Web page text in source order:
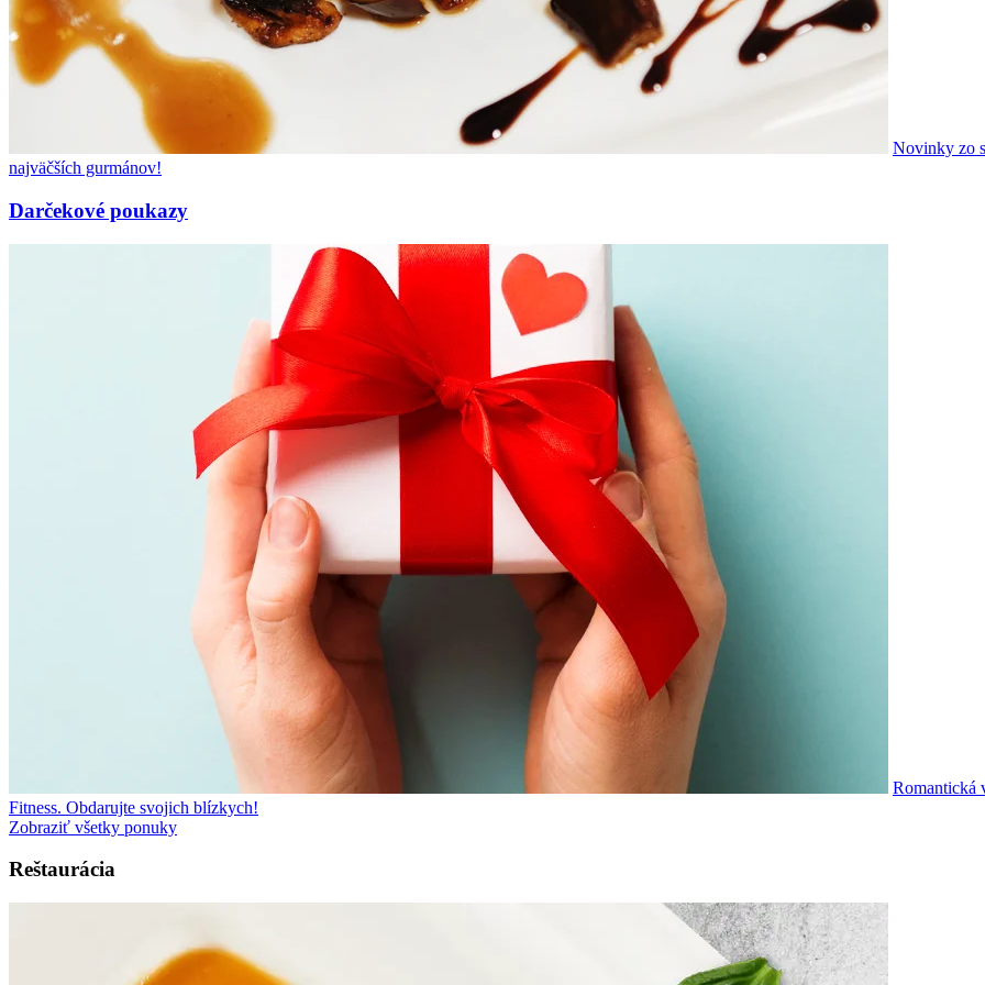
Novinky zo
najväčších gurmánov!
Darčekové poukazy
Romantická
Fitness. Obdarujte svojich blízkych!
Zobraziť všetky ponuky
Reštaurácia